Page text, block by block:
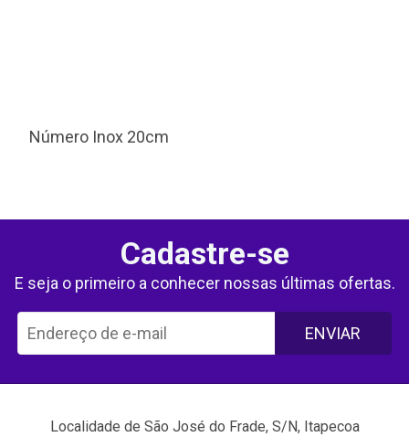
Número Inox 20cm
Cadastre-se
E seja o primeiro a conhecer nossas últimas ofertas.
ENVIAR
Localidade de São José do Frade, S/N, Itapecoa